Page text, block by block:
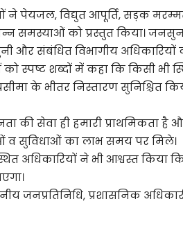
पेयजल, विद्युत आपूर्ति, सड़क
समस्याओं को प्रस्तुत किया।
और संबंधित विभागीय अधिकारियों
को स्पष्ट शब्दों में कहा कि किसी
के भीतर निस्तारण सुनिश्चित
की सेवा ही हमारी प्राथमिकता
व सुविधाओं का लाभ समय पर मिले।
अधिकारियों ने भी आश्वस्त किया
जनप्रतिनिधि, प्रशासनिक